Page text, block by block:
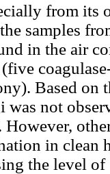
from its
samples
in the air
Based on
not
in clean
the level